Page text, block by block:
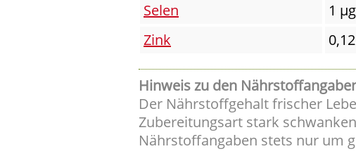
Selen
1 µg
Zink
Hinweis zu den
Der Nährstoffgehalt frischer
Zubereitungsart stark
Nährstoffangaben stets nur um